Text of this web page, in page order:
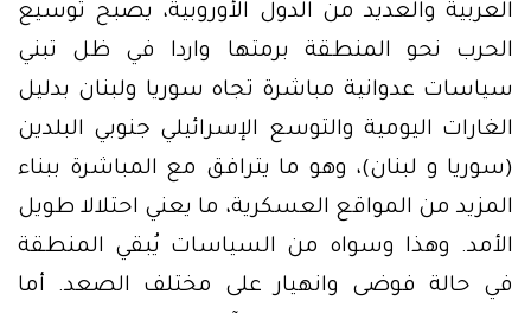
العربية والعديد من الدول الأوروبية، يصبح توسيع
الحرب نحو المنطقة برمتها واردا في ظل تبني
سياسات عدوانية مباشرة تجاه سوريا ولبنان بدليل
الغارات اليومية والتوسع الإسرائيلي جنوبي البلدين
(سوريا و لبنان)، وهو ما يترافق مع المباشرة ببناء
المزيد من المواقع العسكرية، ما يعني احتلالا طويل
الأمد. وهذا وسواه من السياسات يُبقي المنطقة
في حالة فوضى وانهيار على مختلف الصعد. أما